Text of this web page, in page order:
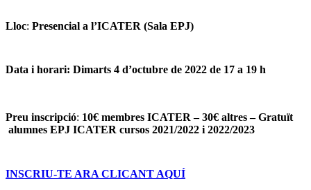
Lloc: Presencial a l’ICATER (Sala EPJ)
Data i horari: Dimarts 4 d’octubre de 2022 de 17 a 19 h
Preu inscripció: 10€ membres ICATER – 30€ altres – Gratuït
alumnes EPJ ICATER cursos 2021/2022 i 2022/2023
INSCRIU-TE ARA CLICANT AQUÍ